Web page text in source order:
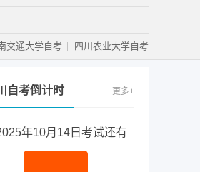
交通大学自考 四川农业大学自考
更多+
自考倒计时
年10月14日考试还有